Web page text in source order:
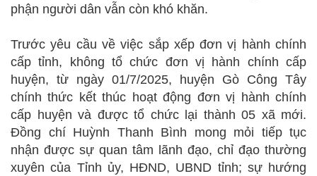
phận người dân vẫn còn khó khăn.
Trước yêu cầu về việc sắp xếp đơn vị hành chính
cấp tỉnh, không tổ chức đơn vị hành chính cấp
huyện, từ ngày 01/7/2025, huyện Gò Công Tây
chính thức kết thúc hoạt động đơn vị hành chính
cấp huyện và được tổ chức lại thành 05 xã mới.
Đồng chí Huỳnh Thanh Bình mong mỏi tiếp tục
nhận được sự quan tâm lãnh đạo, chỉ đạo thường
xuyên của Tỉnh ủy, HĐND, UBND tỉnh; sự hướng